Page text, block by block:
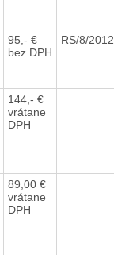
95,- €
bez DPH
RS/8/2012
144,- €
vrátane
DPH
89,00 €
vrátane
DPH